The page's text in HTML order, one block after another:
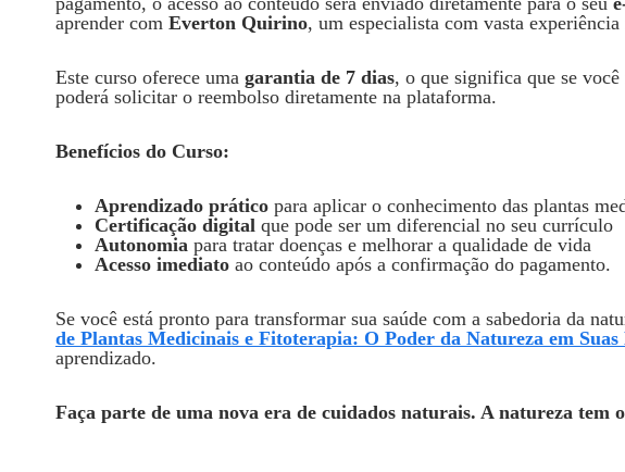
aprender com Everton Quirino, um especialista com vasta experiência
Este curso oferece uma garantia de 7 dias, o que significa que se
poderá solicitar o reembolso diretamente na plataforma.
Benefícios do Curso:
Aprendizado prático para aplicar o conhecimento das plantas
Certificação digital que pode ser um diferencial no seu currículo
Autonomia para tratar doenças e melhorar a qualidade de vida
Acesso imediato ao conteúdo após a confirmação do pagamento.
Se você está pronto para transformar sua saúde com a sabedoria da
de Plantas Medicinais e Fitoterapia: O Poder da Natureza em Suas
aprendizado.
Faça parte de uma nova era de cuidados naturais. A natureza tem